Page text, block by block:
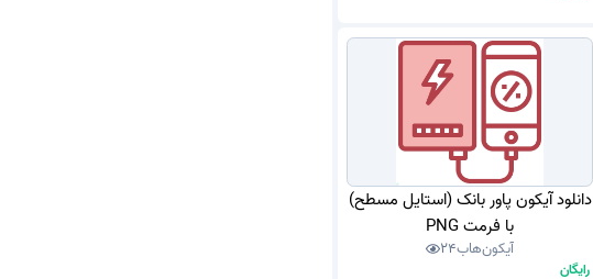
دانلود آیکون پاور بانک (استایل مسطح)
با فرمت PNG
آیکون‌هاب24
رایگان